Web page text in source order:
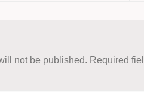
not be published. Required